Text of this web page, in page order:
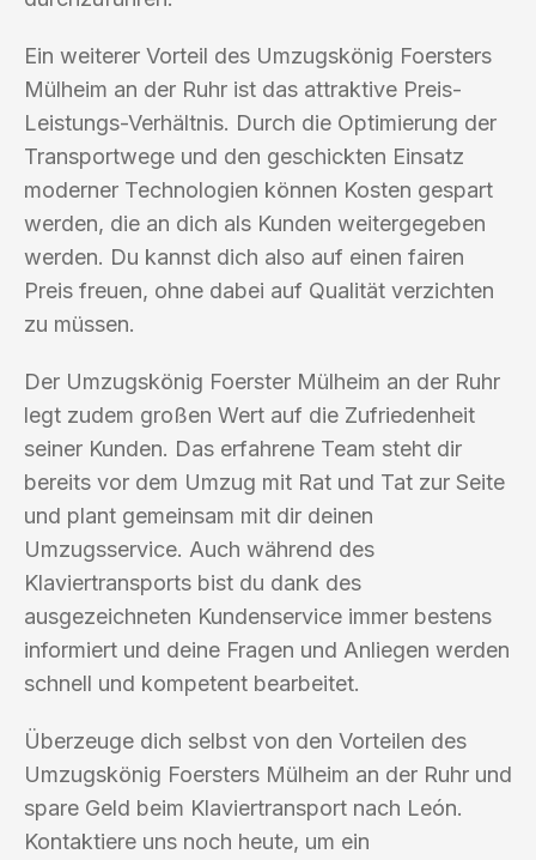
Ein weiterer Vorteil des Umzugskönig Foersters
Mülheim an der Ruhr ist das attraktive Preis-
Leistungs-Verhältnis. Durch die Optimierung der
Transportwege und den geschickten Einsatz
moderner Technologien können Kosten gespart
werden, die an dich als Kunden weitergegeben
werden. Du kannst dich also auf einen fairen
Preis freuen, ohne dabei auf Qualität verzichten
zu müssen.
Der Umzugskönig Foerster Mülheim an der Ruhr
legt zudem großen Wert auf die Zufriedenheit
seiner Kunden. Das erfahrene Team steht dir
bereits vor dem Umzug mit Rat und Tat zur Seite
und plant gemeinsam mit dir deinen
Umzugsservice. Auch während des
Klaviertransports bist du dank des
ausgezeichneten Kundenservice immer bestens
informiert und deine Fragen und Anliegen werden
schnell und kompetent bearbeitet.
Überzeuge dich selbst von den Vorteilen des
Umzugskönig Foersters Mülheim an der Ruhr und
spare Geld beim Klaviertransport nach León.
Kontaktiere uns noch heute, um ein